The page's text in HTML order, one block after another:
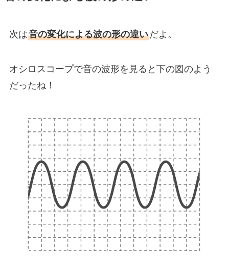
次は音の変化による波の形の違いだよ。
オシロスコープで音の波形を見ると下の図のよう
だったね！